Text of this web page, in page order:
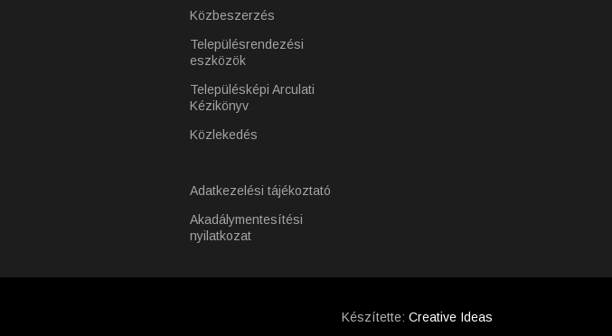
Közbeszerzés
Településrendezési
eszközök
Településképi Arculati
Kézikönyv
Közlekedés
Adatkezelési tájékoztató
Akadálymentesítési
nyilatkozat
Készítette: Creative Ideas